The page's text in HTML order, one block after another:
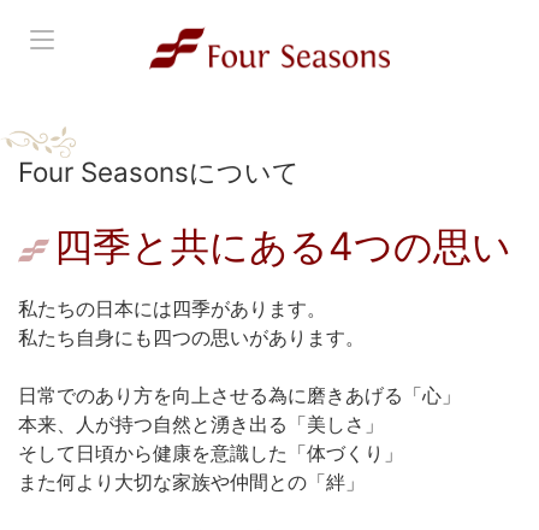
Four Seasonsについて
会社概要
商品紹介
お問合せ
会員登録
ログイン
Four Seasonsについて
四季と共にある4つの思い
私たちの日本には四季があります。
私たち自身にも四つの思いがあります。
日常でのあり方を向上させる為に磨きあげる「心」
本来、人が持つ自然と湧き出る「美しさ」
そして日頃から健康を意識した「体づくり」
また何より大切な家族や仲間との「絆」